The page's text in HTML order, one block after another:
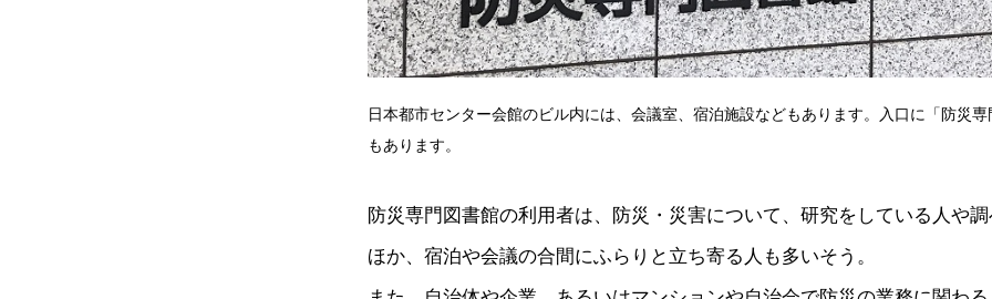
日本都市センター会館のビル内には、会議室、宿泊施設などもあります。入口に「防災
もあります。
防災専門図書館の利用者は、防災・災害について、研究をしている人や
ほか、宿泊や会議の合間にふらりと立ち寄る人も多いそう。